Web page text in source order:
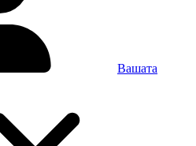
Вашата